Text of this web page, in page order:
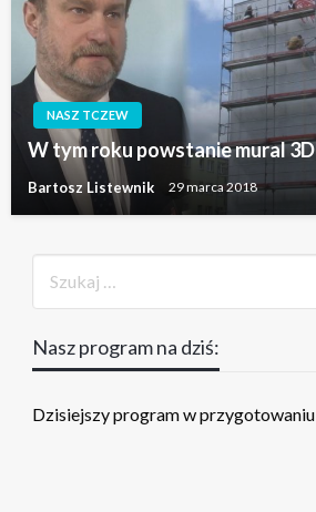
NASZ TCZEW
W tym roku powstanie mural 3D
Bartosz Listewnik 29 marca 2018
Nasz program na dziś:
Dzisiejszy program w przygotowaniu